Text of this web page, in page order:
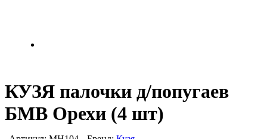
КУЗЯ палочки д/попугаев
БМВ Орехи (4 шт)